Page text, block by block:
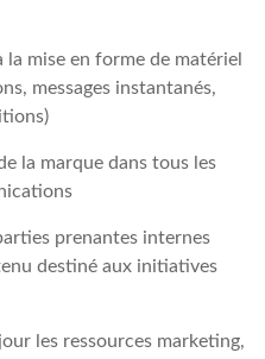
mise en forme de matériel
messages instantanés,
la marque dans tous les
prenantes internes
destiné aux initiatives
les ressources marketing,